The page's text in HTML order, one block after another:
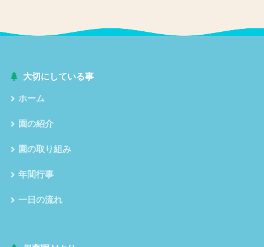
大切にしている事
ホーム
園の紹介
園の取り組み
年間行事
一日の流れ